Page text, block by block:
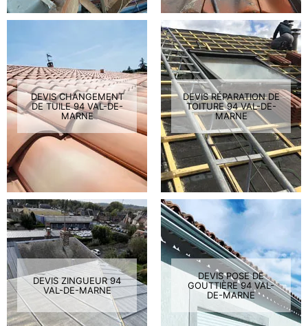
DEVIS CHANGEMENT
DE TUILE 94 VAL-DE-
MARNE
DEVIS RÉPARATION DE
TOITURE 94 VAL-DE-
MARNE
DEVIS ZINGUEUR 94
VAL-DE-MARNE
DEVIS POSE DE
GOUTTIÈRE 94 VAL-
DE-MARNE